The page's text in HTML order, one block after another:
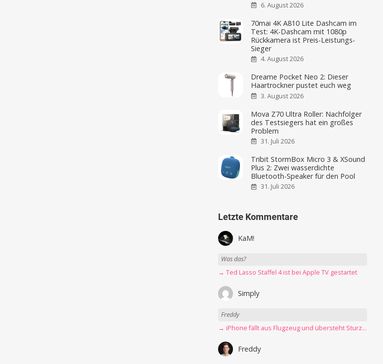
6. August 2026
70mai 4K A810 Lite Dashcam im
Test: 4K-Dashcam mit 1080p
Rückkamera ist Preis-Leistungs-
Sieger
4. August 2026
Dreame Pocket Neo 2: Dieser
Haartrockner pustet euch weg
3. August 2026
Mova Z70 Ultra Roller: Nachfolger
des Testsiegers hat ein großes
Problem
31. Juli 2026
Tribit StormBox Micro 3 & XSound
Plus 2: Zwei wasserdichte
Bluetooth-Speaker für den Pool
31. Juli 2026
Letzte Kommentare
KaM!
Was das?
→ Ted Lasso Staffel 4 ist bei Apple TV gestartet
Simply
Freddy
→ iPhone fällt aus Flugzeug und übersteht Sturz unbeschadet
Freddy